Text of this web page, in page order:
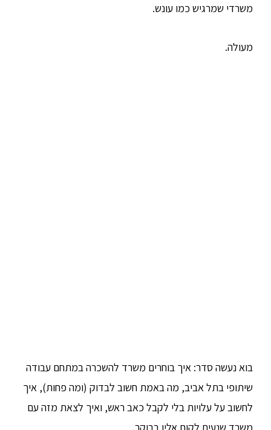
משרדי שמרגיש כמו עונש.
מעולה.
בוא נעשה סדר: איך בוחרים משרד להשכרה במתחם עבודה
שיתופי בתל אביב, מה באמת חשוב לבדוק (ומה פחות), איך
לחשוב על עלויות בלי לקבל כאב ראש, ואיך לצאת מזה עם
משרד שנעים לקום אליו בבוקר.